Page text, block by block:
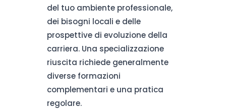
del tuo ambiente professionale,
dei bisogni locali e delle
prospettive di evoluzione della
carriera. Una specializzazione
riuscita richiede generalmente
diverse formazioni
complementari e una pratica
regolare.